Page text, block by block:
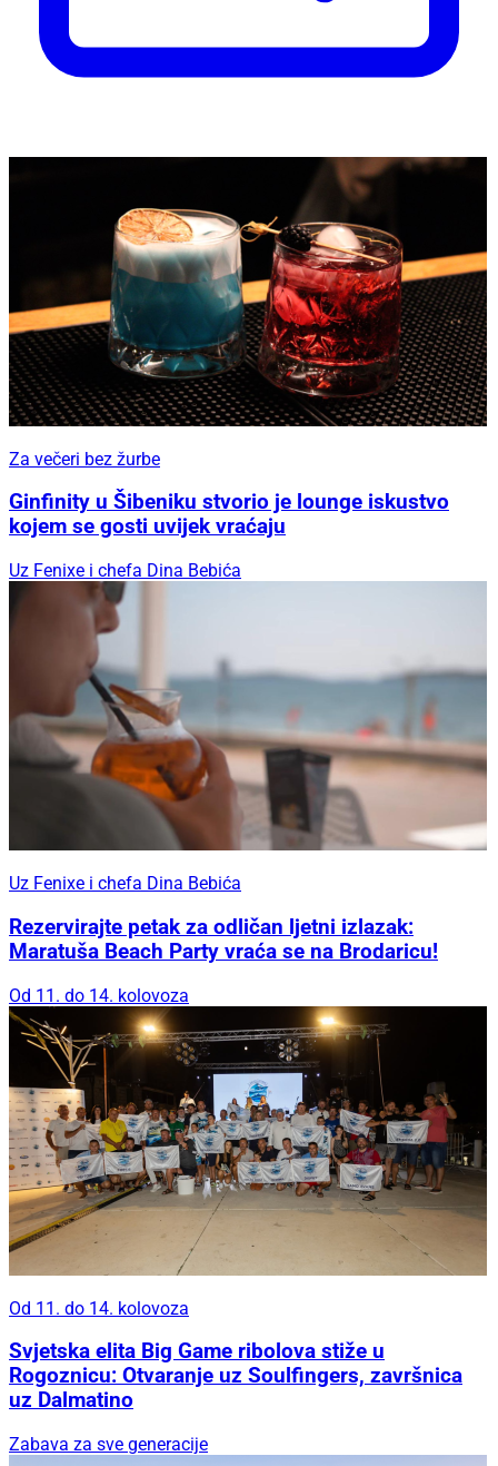
Za večeri bez žurbe
Ginfinity u Šibeniku stvorio je lounge iskustvo
kojem se gosti uvijek vraćaju
Uz Fenixe i chefa Dina Bebića
Uz Fenixe i chefa Dina Bebića
Rezervirajte petak za odličan ljetni izlazak:
Maratuša Beach Party vraća se na Brodaricu!
Od 11. do 14. kolovoza
Od 11. do 14. kolovoza
Svjetska elita Big Game ribolova stiže u
Rogoznicu: Otvaranje uz Soulfingers, završnica
uz Dalmatino
Zabava za sve generacije